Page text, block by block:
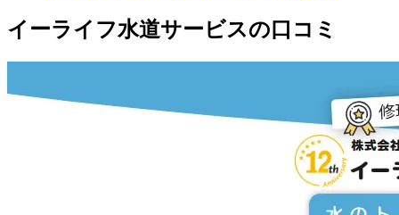
イーライフ水道サービスの口コミ